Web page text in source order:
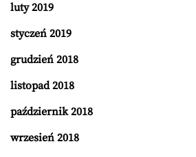
luty 2019
styczeń 2019
grudzień 2018
listopad 2018
październik 2018
wrzesień 2018